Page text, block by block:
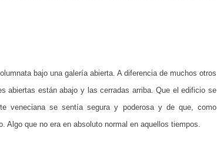
i
s
t
bajo una galería abierta. A diferencia de muchos otros
abiertas están abajo y las cerradas arriba. Que el edificio se
veneciana se sentía segura y poderosa y de que, como
que no era en absoluto normal en aquellos tiempos.